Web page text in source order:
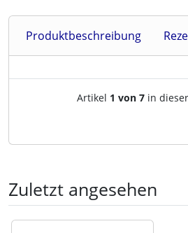
Produktbeschreibung
Artikel 1 von 7 in
Zuletzt angesehen
Es folgt ein Produktslider -